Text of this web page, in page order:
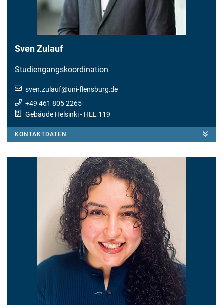
Sven Zulauf
Studiengangskoordination
sven.zulauf@uni-flensburg.de
+49 461 805 2265
Gebäude Helsinki- HEL 119
KONTAKTDATEN